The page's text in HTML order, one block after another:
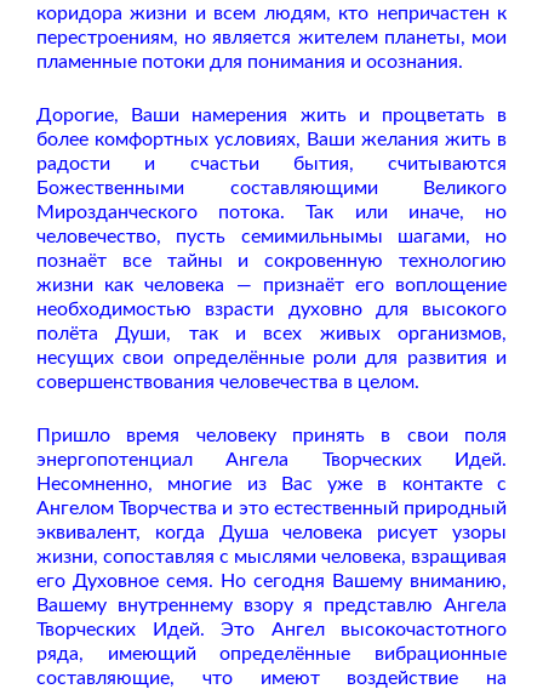
коридора жизни и всем людям, кто непричастен к
перестроениям, но является жителем планеты, мои
пламенные потоки для понимания и осознания.
Дорогие, Ваши намерения жить и процветать в
более комфортных условиях, Ваши желания жить в
радости и счастьи бытия, считываются
Божественными составляющими Великого
Мирозданческого потока. Так или иначе, но
человечество, пусть семимильнымы шагами, но
познаёт все тайны и сокровенную технологию
жизни как человека — признаёт его воплощение
необходимостью взрасти духовно для высокого
полёта Души, так и всех живых организмов,
несущих свои определённые роли для развития и
совершенствования человечества в целом.
Пришло время человеку принять в свои поля
энергопотенциал Ангела Творческих Идей.
Несомненно, многие из Вас уже в контакте с
Ангелом Творчества и это естественный природный
эквивалент, когда Душа человека рисует узоры
жизни, сопоставляя с мыслями человека, взращивая
его Духовное семя. Но сегодня Вашему вниманию,
Вашему внутреннему взору я представлю Ангела
Творческих Идей. Это Ангел высокочастотного
ряда, имеющий определённые вибрационные
составляющие, что имеют воздействие на